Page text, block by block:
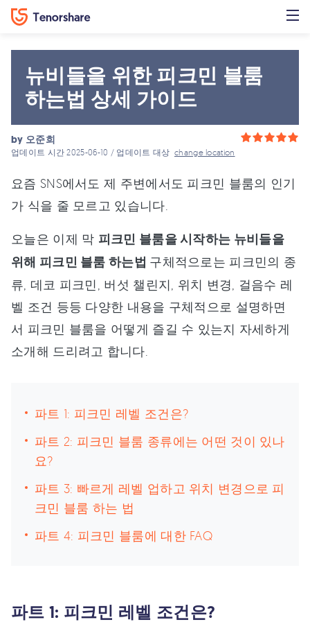
뉴비들을 위한 피크민 블룸
하는법 상세 가이드
by 오준희
업데이트 시간 2025-06-10 / 업데이트 대상change location
요즘 SNS에서도 제 주변에서도 피크민 블룸의 인기
가 식을 줄 모르고 있습니다.
오늘은 이제 막 피크민 블룸을 시작하는 뉴비들을
위해 피크민 블룸 하는법 구체적으로는 피크민의 종
류, 데코 피크민, 버섯 챌린지, 위치 변경, 걸음수 레
벨 조건 등등 다양한 내용을 구체적으로 설명하면
서 피크민 블룸을 어떻게 즐길 수 있는지 자세하게
소개해 드리려고 합니다.
파트 1: 피크민 레벨 조건은?
파트 2: 피크민 블룸 종류에는 어떤 것이 있나
요?
파트 3: 빠르게 레벨 업하고 위치 변경으로 피
크민 블룸 하는 법
파트 4: 피크민 블룸에 대한 FAQ
파트 1: 피크민 레벨 조건은?